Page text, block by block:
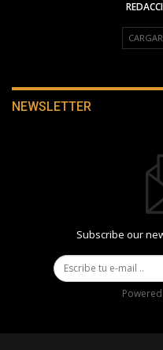
NEWSLETTER
Subscribe our